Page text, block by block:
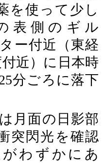
を使って少し
表側のギル
ー付近（東経
近）に日本時
分ごろに落下
月面の日影部
突閃光を確認
わずかにあ